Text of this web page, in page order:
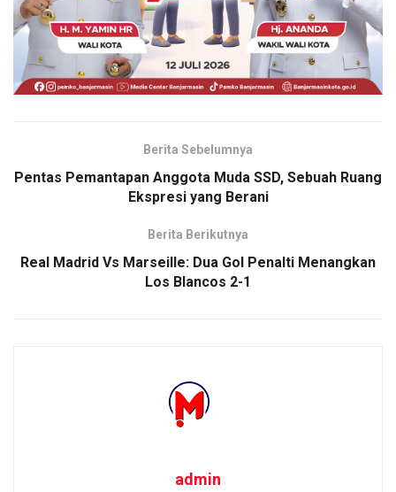
Berita Sebelumnya
Pentas Pemantapan Anggota Muda SSD, Sebuah Ruang
Ekspresi yang Berani
Berita Berikutnya
Real Madrid Vs Marseille: Dua Gol Penalti Menangkan
Los Blancos 2-1
admin